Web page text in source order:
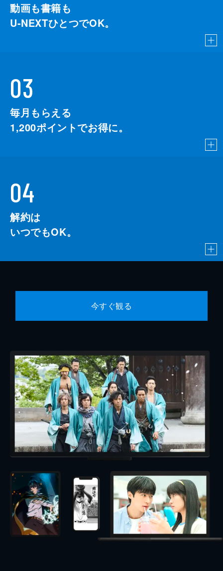
動画も書籍も
U-NEXTひとつでOK。
03
毎月もらえる
1,200ポイントでお得に。
04
解約は
いつでもOK。
今すぐ観る